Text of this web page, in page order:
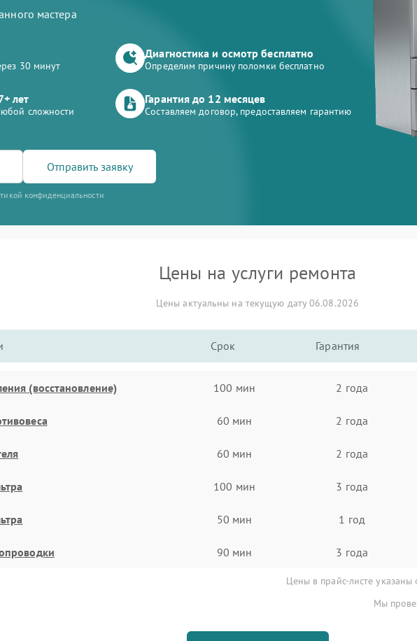
мастера
30 минут
Диагностика и осмотр бесплатно
Определим причину поломки бесплатно
лет
сложности
Гарантия до 12 месяцев
Составляем договор, предоставляем гарантию
Отправить заявку
конфиденциальности
Цены на услуги ремонта
Цены актуальны на текущую дату 06.08.2026
Срок Гарантия
(восстановление) 100 мин 2 года
60 мин 2 года
60 мин 2 года
100 мин 3 года
50 мин 1 год
90 мин 3 года
Цены в прайс-листе указаны
Мы